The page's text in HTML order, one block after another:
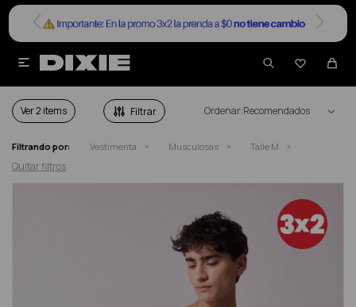


MUSCULOSAS HOMBRE TALLE M
Ver Recomendados
Filtrando por: Vestimenta Musculosas Talle M
Quitar filtros